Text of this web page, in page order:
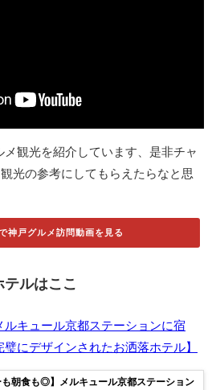
メ観光を紹介しています、是非チャ
光の参考にしてもらえたらなと思
神戸グルメ訪問動画を見る
ルはここ
ルキュール京都ステーションに宿
にデザインされたお洒落ホテル】
も朝食も◎】メルキュール京都ステーション